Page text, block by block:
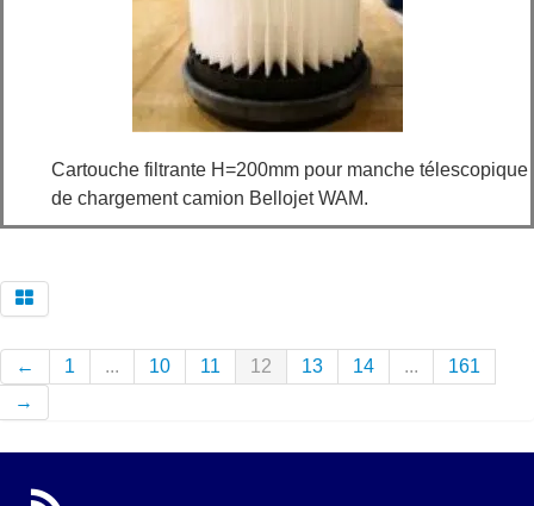
Cartouche filtrante H=200mm pour manche télescopique
de chargement camion Bellojet WAM.
← 1 ... 10 11 12 13 14 ...
161
→